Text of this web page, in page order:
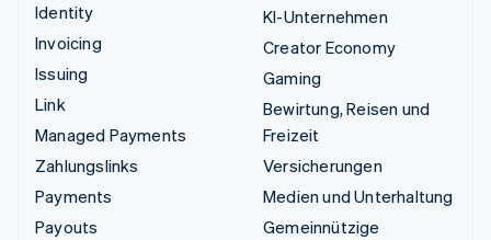
Identity
Invoicing
Issuing
Link
Managed Payments
Zahlungslinks
Payments
Payouts
KI-Unternehmen
Creator Economy
Gaming
Bewirtung, Reisen und
Freizeit
Versicherungen
Medien und Unterhaltung
Gemeinnützige